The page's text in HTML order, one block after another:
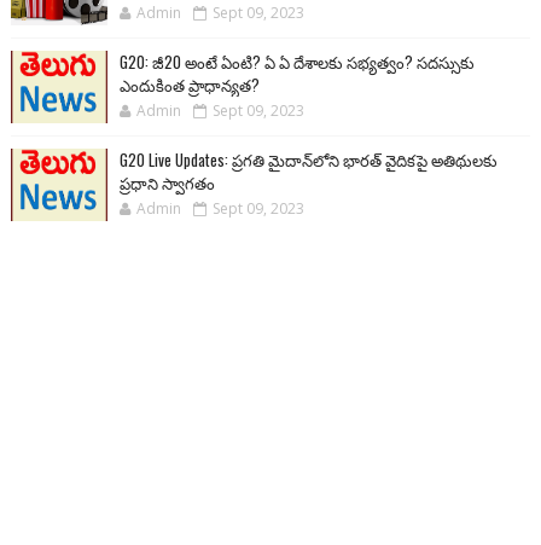
Admin Sept 09, 2023
G20: జీ20 అంటే ఏంటి? ఏ ఏ దేశాలకు సభ్యత్వం? సదస్సుకు
ఎందుకింత ప్రాధాన్యత?
Admin Sept 09, 2023
G20 Live Updates: ప్రగతి మైదాన్‌లోని భారత్ వైదికపై అతిథులకు
ప్రధాని స్వాగతం
Admin Sept 09, 2023